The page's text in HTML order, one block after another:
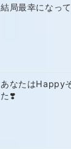
結局最幸になっ
あなたはHappy
た❣️